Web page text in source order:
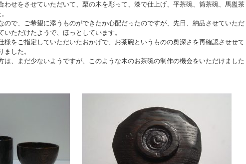
わせをさせていただいて、栗の木を彫って、漆で仕上げ、平茶碗、筒茶碗、馬盥茶
ので、ご希望に添うものができたか心配だったのですが、先日、納品させていただ
いただけたようで、ほっとしています。
様をご指定していただいたおかげで、お茶碗というものの奥深さを再確認させせて
ました。
は、まだ少ないようですが、このような木のお茶碗の制作の機会をいただけました